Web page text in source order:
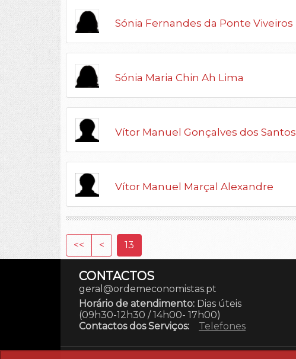
Sónia Fernandes da Ponte Viveiros
Sónia Maria Chin Ah Lima
Vítor Manuel Gonçalves dos Santos
Vítor Manuel Marçal Alexandre
<< < 13
CONTACTOS
geral@ordemeconomistas.pt
Horário de atendimento: Dias úteis
(09h30-12h30 / 14h00- 17h00)
Contactos dos Serviços:
Telefones